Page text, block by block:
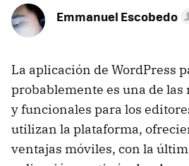
Emmanuel Escobedo
La aplicación de WordPress
probablemente es una de las
y funcionales para los
utilizan la plataforma,
ventajas móviles, con la